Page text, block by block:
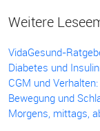
Weitere
VidaGesund-
Diabetes und
CGM und
Bewegung und
Morgens, mittags,